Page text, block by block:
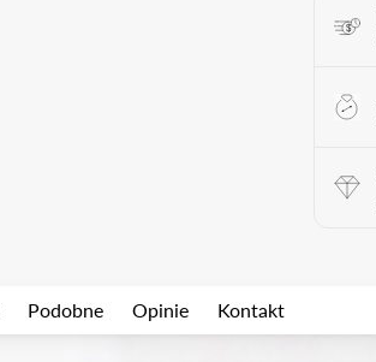
Podobne Opinie Kontakt